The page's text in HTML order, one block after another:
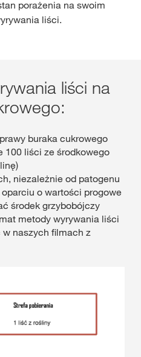
porażenia na swoim
liści.
liści na
buraka cukrowego
100 liści ze środkowego
niezależnie od patogenu
o wartości progowe
środek grzybobójczy
metody wyrywania liści
naszych filmach z